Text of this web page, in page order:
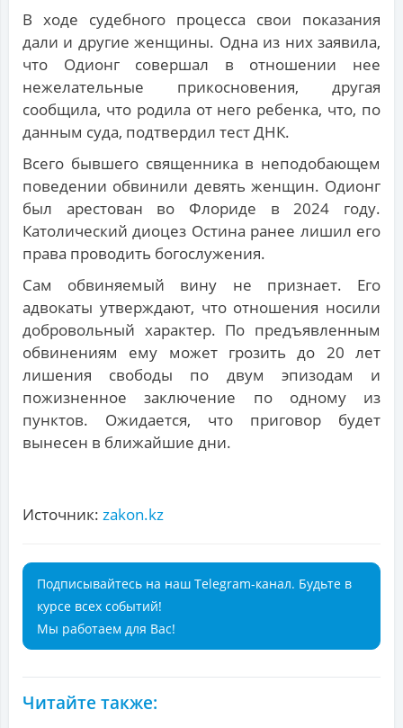
В ходе судебного процесса свои показания
дали и другие женщины. Одна из них заявила,
что Одионг совершал в отношении нее
нежелательные прикосновения, другая
сообщила, что родила от него ребенка, что, по
данным суда, подтвердил тест ДНК.
Всего бывшего священника в неподобающем
поведении обвинили девять женщин. Одионг
был арестован во Флориде в 2024 году.
Католический диоцез Остина ранее лишил его
права проводить богослужения.
Сам обвиняемый вину не признает. Его
адвокаты утверждают, что отношения носили
добровольный характер. По предъявленным
обвинениям ему может грозить до 20 лет
лишения свободы по двум эпизодам и
пожизненное заключение по одному из
пунктов. Ожидается, что приговор будет
вынесен в ближайшие дни.
Источник: zakon.kz
Подписывайтесь на наш Telegram-канал. Будьте в
курсе всех событий!
Мы работаем для Вас!
Читайте также: